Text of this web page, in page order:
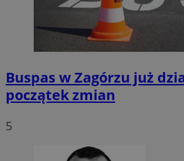
Buspas w Zagórzu już
początek zmian
5